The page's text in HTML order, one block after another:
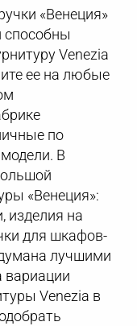
«Венеция»
способны
Venezia
ее на любые
по
В
«Венеция»:
изделия на
для шкафов-
лучшими
вариации
Venezia в